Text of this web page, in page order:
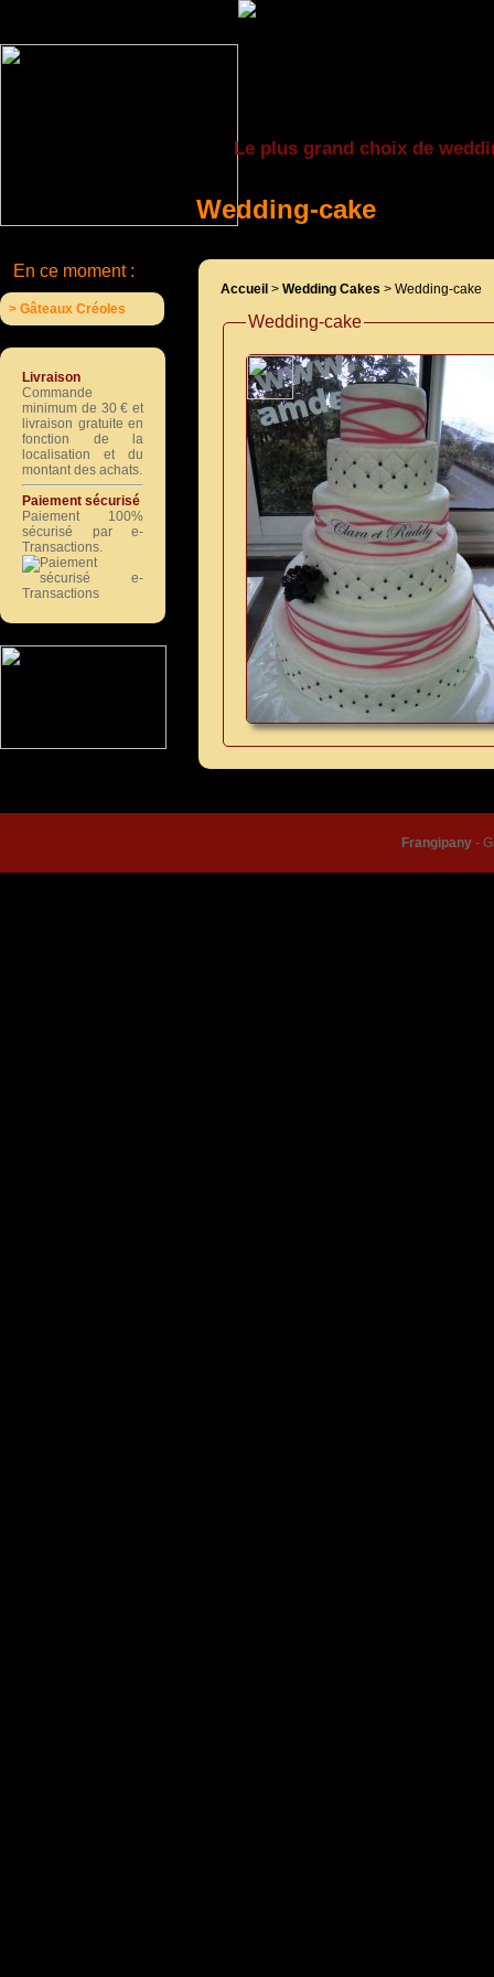
Le plus grand choix de
Wedding-cake
Accueil > Wedding Cakes > Wedding-cake
Wedding-cake
En ce moment :
> Gâteaux Créoles
Livraison
Commande
minimum de 30 € et
livraison gratuite en
fonction de la
localisation et du
montant des achats.
Paiement sécurisé
Paiement 100%
sécurisé par e-
Transactions.
Frangipany -